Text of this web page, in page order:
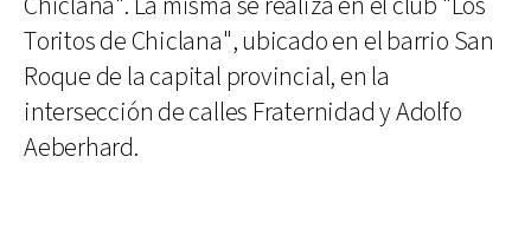
Toritos de Chiclana", ubicado en el barrio San
Roque de la capital provincial, en la
intersección de calles Fraternidad y Adolfo
Aeberhard.